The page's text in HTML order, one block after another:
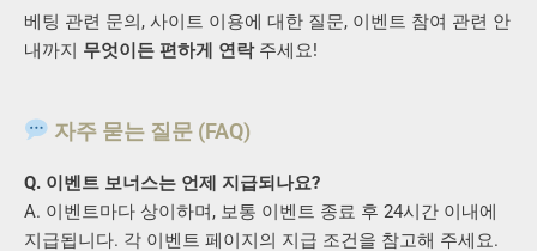
베팅 관련 문의, 사이트 이용에 대한 질문, 이벤트 참여 관련 안
내까지 무엇이든 편하게 연락주세요!
자주 묻는 질문 (FAQ)
Q. 이벤트 보너스는 언제 지급되나요?
A. 이벤트마다 상이하며, 보통 이벤트 종료 후 24시간 이내에
지급됩니다. 각 이벤트 페이지의 지급 조건을 참고해 주세요.